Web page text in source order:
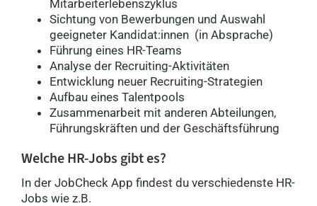
Mitarbeiterlebenszyklus
Sichtung von Bewerbungen und Auswahl
geeigneter Kandidat:innen (in Absprache)
Führung eines HR-Teams
Analyse der Recruiting-Aktivitäten
Entwicklung neuer Recruiting-Strategien
Aufbau eines Talentpools
Zusammenarbeit mit anderen Abteilungen,
Führungskräften und der Geschäftsführung
Welche HR-Jobs gibt es?
In der JobCheck App findest du verschiedenste HR-
Jobs wie z.B.